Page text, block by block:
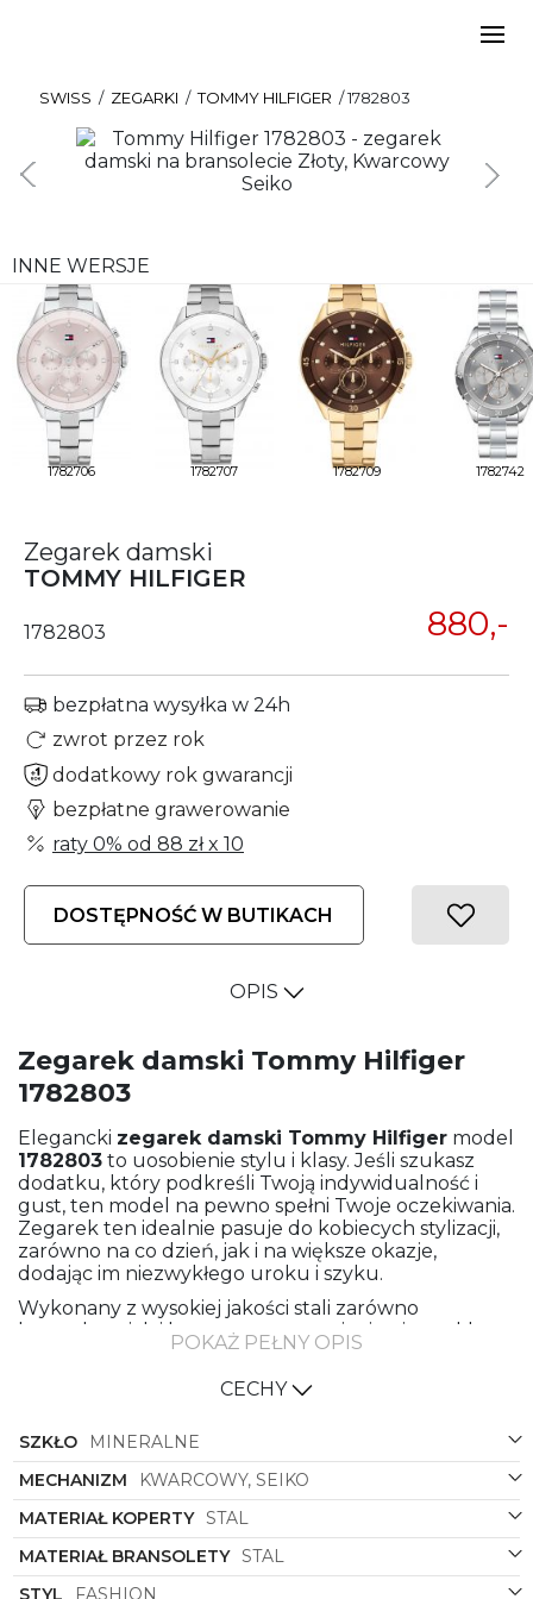
SWISS / ZEGARKI / TOMMY HILFIGER /1782803
INNE WERSJE
1782706 1782707 1782709 1782742
Zegarek damski
TOMMY HILFIGER
1782803 880,-
bezpłatna wysyłka w 24h
zwrot przez rok
dodatkowy rok gwarancji
bezpłatne grawerowanie
raty 0% od 88 złx 10
DOSTĘPNOŚĆ W BUTIKACH
OPIS
Zegarek damski Tommy Hilfiger
1782803
Elegancki zegarek damski Tommy Hilfiger model
1782803 to uosobienie stylu i klasy. Jeśli szukasz
dodatku, który podkreśli Twoją indywidualność i
gust, ten model na pewno spełni Twoje oczekiwania.
Zegarek ten idealnie pasuje do kobiecych stylizacji,
zarówno na co dzień, jak i na większe okazje,
dodając im niezwykłego uroku i szyku.
Wykonany z wysokiej jakości stali zarówno
bransoleta, jak i koperta prezentują się niezwykle
elegancko i trwałe. Kolor złoty dodaje zegarkowi
wyjątkowego blasku i luksusowego charakteru.
Niezwykle modne połączenie kolorystyczne
nadaje zegarkowi oryginalności oraz pozwala
wyróżnić się z tłumu.
Kształt okrągłej koperty jest klasyczny i
ponadczasowy, co sprawia, że zegarek łatwo
dopasowuje się do różnych stylizacji, zarówno do
codziennych, jak i eleganckich. Doskonale
komponuje się zarówno z casualowymi jeansami i
POKAŻ PEŁNY OPIS
CECHY
SZKŁO
MINERALNE
MECHANIZM
KWARCOWY, SEIKO
MATERIAŁ KOPERTY STAL
MATERIAŁ BRANSOLETY STAL